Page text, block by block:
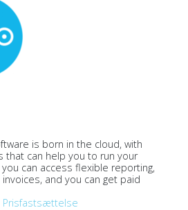
is born in the cloud, with
that can help you to run your
can access flexible reporting,
and you can get paid
Prisfastsættelse